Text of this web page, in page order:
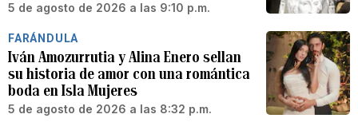
5 de agosto de 2026 a las 9:10 p.m.
FARÁNDULA
Iván Amozurrutia y Alina Enero sellan
su historia de amor con una romántica
boda en Isla Mujeres
5 de agosto de 2026 a las 8:32 p.m.